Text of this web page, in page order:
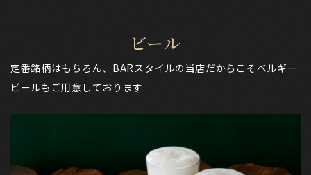
ビール
定番銘柄はもちろん、BARスタイルの当店だからこそベルギー
ビールもご用意しております